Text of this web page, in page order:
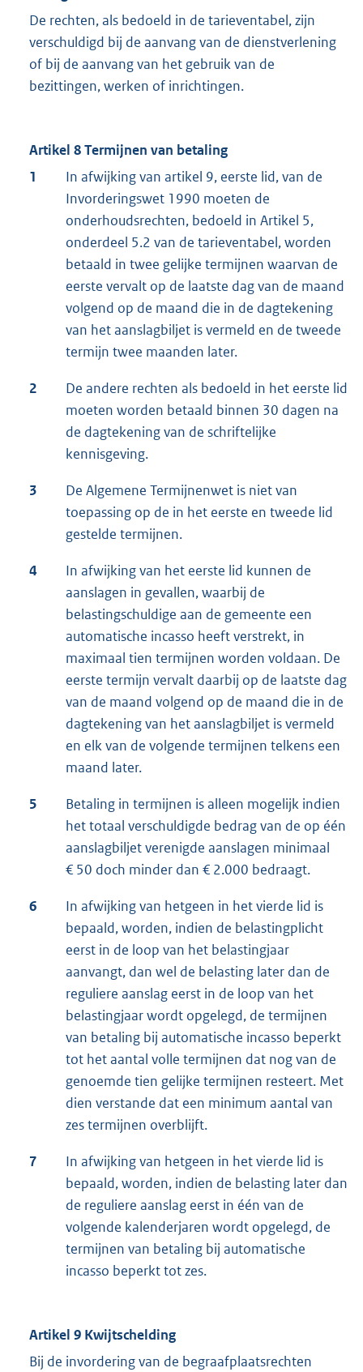
De rechten, als bedoeld in de tarieventabel, zijn
verschuldigd bij de aanvang van de dienstverlening
of bij de aanvang van het gebruik van de
bezittingen, werken of inrichtingen.
Artikel 8 Termijnen van betaling
1
In afwijking van artikel 9, eerste lid, van de
Invorderingswet 1990 moeten de
onderhoudsrechten, bedoeld in Artikel 5,
onderdeel 5.2 van de tarieventabel, worden
betaald in twee gelijke termijnen waarvan de
eerste vervalt op de laatste dag van de maand
volgend op de maand die in de dagtekening
van het aanslagbiljet is vermeld en de tweede
termijn twee maanden later.
2
De andere rechten als bedoeld in het eerste lid
moeten worden betaald binnen 30 dagen na
de dagtekening van de schriftelijke
kennisgeving.
3
De Algemene Termijnenwet is niet van
toepassing op de in het eerste en tweede lid
gestelde termijnen.
4
In afwijking van het eerste lid kunnen de
aanslagen in gevallen, waarbij de
belastingschuldige aan de gemeente een
automatische incasso heeft verstrekt, in
maximaal tien termijnen worden voldaan. De
eerste termijn vervalt daarbij op de laatste dag
van de maand volgend op de maand die in de
dagtekening van het aanslagbiljet is vermeld
en elk van de volgende termijnen telkens een
maand later.
5
Betaling in termijnen is alleen mogelijk indien
het totaal verschuldigde bedrag van de op één
aanslagbiljet verenigde aanslagen minimaal
€ 50 doch minder dan € 2.000 bedraagt.
6
In afwijking van hetgeen in het vierde lid is
bepaald, worden, indien de belastingplicht
eerst in de loop van het belastingjaar
aanvangt, dan wel de belasting later dan de
reguliere aanslag eerst in de loop van het
belastingjaar wordt opgelegd, de termijnen
van betaling bij automatische incasso beperkt
tot het aantal volle termijnen dat nog van de
genoemde tien gelijke termijnen resteert. Met
dien verstande dat een minimum aantal van
zes termijnen overblijft.
7
In afwijking van hetgeen in het vierde lid is
bepaald, worden, indien de belasting later dan
de reguliere aanslag eerst in één van de
volgende kalenderjaren wordt opgelegd, de
termijnen van betaling bij automatische
incasso beperkt tot zes.
Artikel 9 Kwijtschelding
Bij de invordering van de begraafplaatsrechten